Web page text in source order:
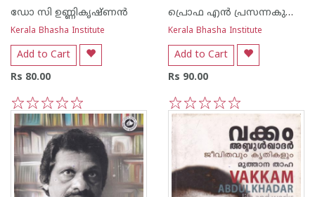
ഡോ സി ഉണ്ണികൃഷ്ണന്‍
Kerala Bhasha Institute
Add to Cart
Rs 80.00
5
4
3
2
1
പ്രൊഫ എന്‍ പ്രസന്നകുമാരി അമ്മ
Kerala Bhasha Institute
Add to Cart
Rs 90.00
5
4
3
2
1